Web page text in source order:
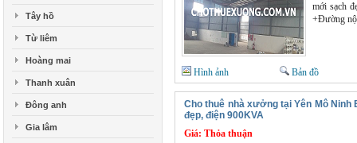
Tây hồ
Từ liêm
Hoàng mai
Thanh xuân
Đông anh
Gia lâm
mới sạch
+Đường
Hình ảnh Bản đồ
Cho thuê nhà xưởng tại Yên Mô Ninh
đẹp, điện 900KVA
Giá: Thỏa thuận